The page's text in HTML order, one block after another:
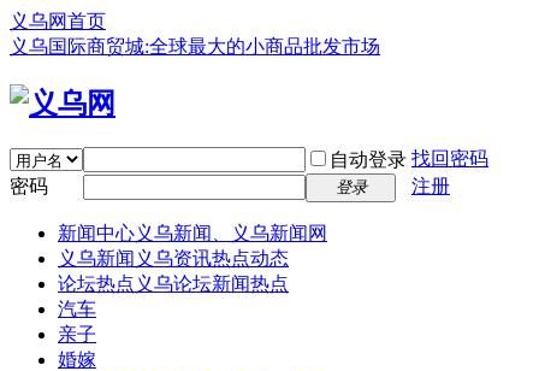
义乌网首页
义乌国际商贸城:全球最大的小商品批发市场
自动登录 找回密码
密码
登录 注册
新闻中心义乌新闻、义乌新闻网
义乌新闻 义乌资讯热点动态
论坛热点 义乌论坛新闻热点
汽车
亲子
婚嫁